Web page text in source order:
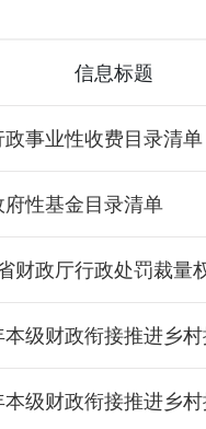
信息标题
事业性收费目录清单
性基金目录清单